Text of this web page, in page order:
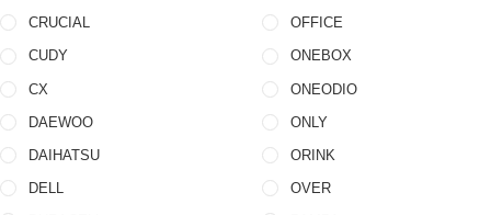
CRUCIAL
CUDY
CX
DAEWOO
DAIHATSU
DELL
OFFICE
ONEBOX
ONEODIO
ONLY
ORINK
OVER